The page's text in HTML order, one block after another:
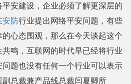
安建设，企业必须了解更深层的
安防行业提出网络平安问题，有些
心态围观，那么在今天谈起这个
鸣，互联网的时代早已经将行业
题也没有任何一个行业可以表示
总裁兼产品线总裁闫夏卿所